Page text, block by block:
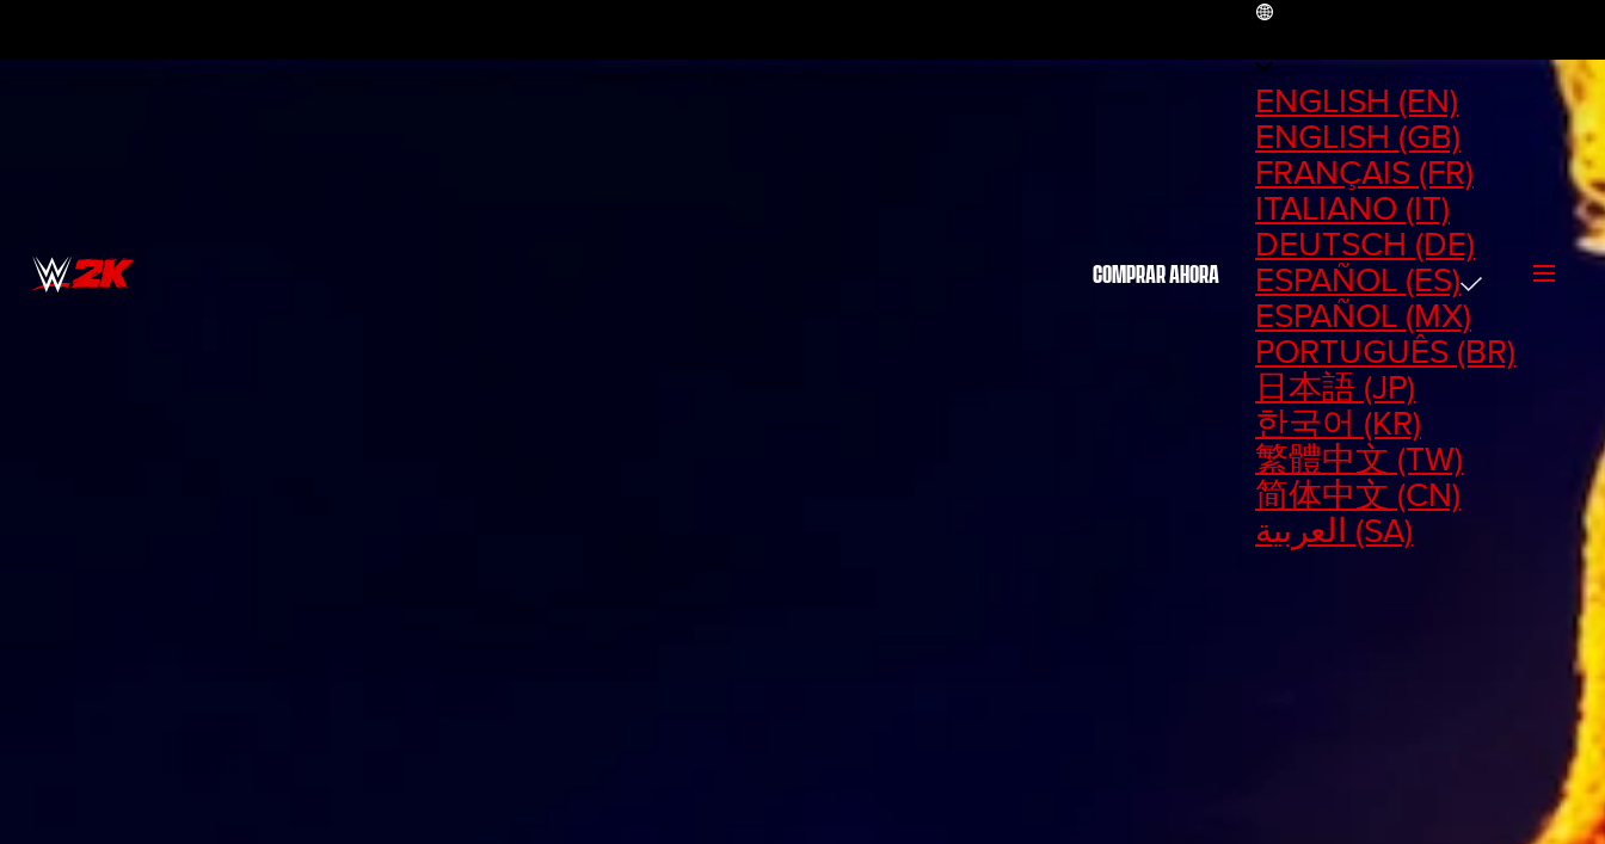
COMPRAR AHORA
ENGLISH (EN)
ENGLISH (GB)
FRANÇAIS (FR)
ITALIANO (IT)
DEUTSCH (DE)
ESPAÑOL (ES)
ESPAÑOL (MX)
PORTUGUÊS (BR)
日本語 (JP)
한국어 (KR)
繁體中文 (TW)
简体中文 (CN)
العربية (SA)